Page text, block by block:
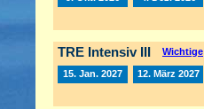
TRE Intensiv III Wichtige
15. Jan. 2027 12. März 2027